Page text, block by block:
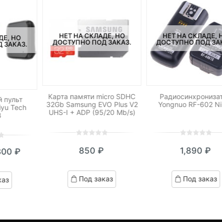
НО
ЗАКАЗ.
пульт
Tech
₽
₽.
НЕТ НА СКЛАДЕ, НО
ДОСТУПНО ПОД ЗАКАЗ.
Карта памяти micro SDHC
32Gb Samsung EVO Plus V2
UHS-I + ADP (95/20 Mb/s)
out
based
on
customer
850₽
Под заказ
НЕТ НА СКЛАДЕ,
ДОСТУПНО ПОД
Yongnuo RF-602
out
based
on
customer
1,890₽
Под заказ